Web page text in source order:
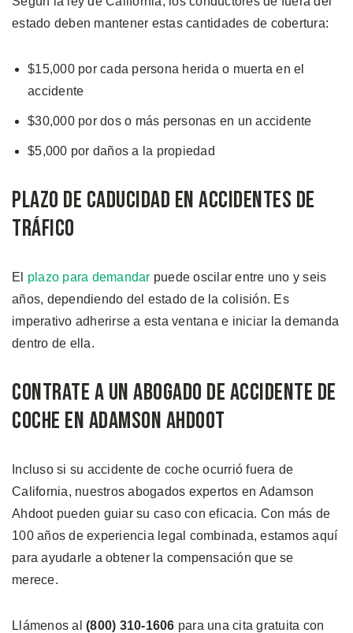
estado deben mantener estas cantidades de cobertura:
$15,000 por cada persona herida o muerta en el
accidente
$30,000 por dos o más personas en un accidente
$5,000 por daños a la propiedad
Plazo de Caducidad en Accidentes de
Tráfico
El plazo para demandar puede oscilar entre uno y seis
años, dependiendo del estado de la colisión. Es
imperativo adherirse a esta ventana e iniciar la demanda
dentro de ella.
Contrate a un Abogado de Accidente de
Coche en Adamson Ahdoot
Incluso si su accidente de coche ocurrió fuera de
California, nuestros abogados expertos en Adamson
Ahdoot pueden guiar su caso con eficacia. Con más de
100 años de experiencia legal combinada, estamos aquí
para ayudarle a obtener la compensación que se
merece.
Llámenos al (800) 310-1606 para una cita gratuita con